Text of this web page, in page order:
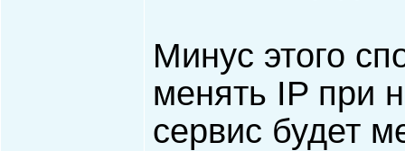
Минус этого
менять IP при
сервис будет